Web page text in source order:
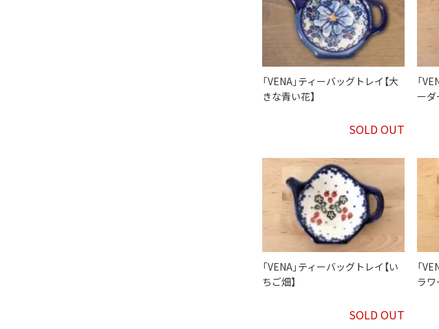
「VENA」ティーバッグトレイ【大
きな青い花】
SOLD OUT
「
ーダ
「VENA」ティーバッグトレイ【い
ちご畑】
SOLD OUT
「
ラワ